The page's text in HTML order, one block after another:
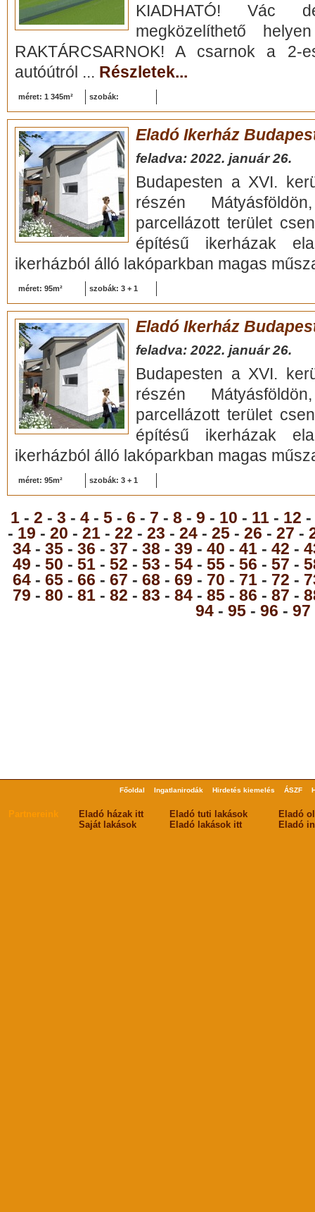
KIADHATÓ! Vác
megközelíthető
RAKTÁRCSARNOK! A csarnok a
autóútról ... Részletek...
méret: 1 345m² szobák:
Eladó Ikerház
feladva: 2022. január 26.
Budapesten a XVI.
részén
parcellázott terület
építésű ikerházak
ikerházból álló lakóparkban magas
méret: 95m² szobák: 3 + 1
Eladó Ikerház
feladva: 2022. január 26.
Budapesten a XVI.
részén
parcellázott terület
építésű ikerházak
ikerházból álló lakóparkban magas
méret: 95m² szobák: 3 + 1
1 - 2 - 3 - 4 - 5 - 6 - 7 - 8 - 9 - 10 - 11 - 12 -
- 19 - 20 - 21 - 22 - 23 - 24 - 25 - 26 - 27 -
34 - 35 - 36 - 37 - 38 - 39 - 40 - 41 - 42 -
49 - 50 - 51 - 52 - 53 - 54 - 55 - 56 - 57 -
64 - 65 - 66 - 67 - 68 - 69 - 70 - 71 - 72 -
79 - 80 - 81 - 82 - 83 - 84 - 85 - 86 - 87 -
94 - 95 - 96 - 97
Főoldal Ingatlanirodák Hirdetés kiemelés ÁSZF
Partnereink Eladó házak itt Eladó tuti lakások
Eladó
Saját lakások
Eladó lakások itt Eladó